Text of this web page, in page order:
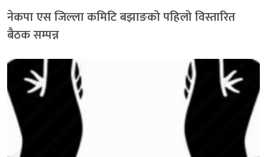
नेकपा एस जिल्ला कमिटि बझाङको पहिलो विस्तारित
बैठक सम्पन्न